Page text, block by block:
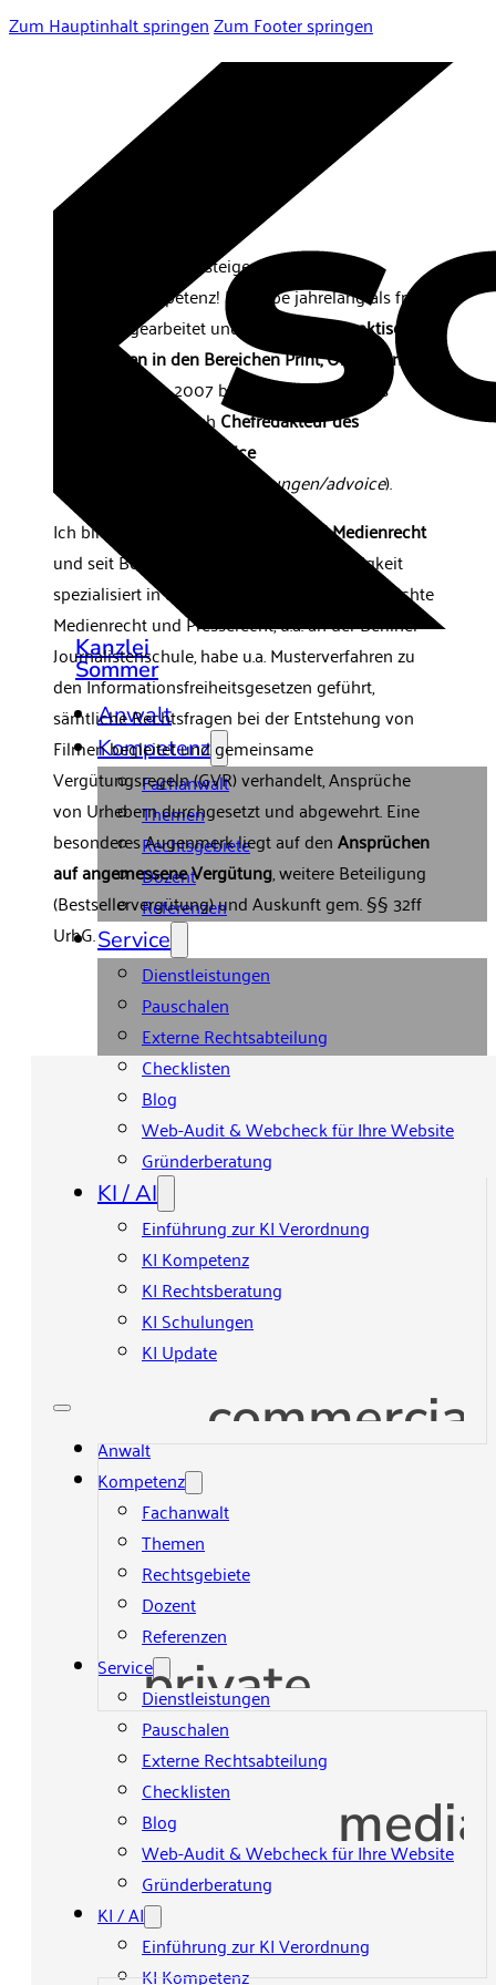
Zum Hauptinhalt springenZum Footer springen
Kanzlei
Sommer
Anwalt
Kompetenz
Fachanwalt
Themen
Rechtsgebiete
Dozent
Referenzen
Service
Dienstleistungen
Pauschalen
Externe Rechtsabteilung
Checklisten
Blog
Web-Audit & Webcheck für Ihre Website
Gründerberatung
KI / AI
Einführung zur KI Verordnung
KI Kompetenz
KI Rechtsberatung
KI Schulungen
KI Update
Anwalt
Kompetenz
Fachanwalt
Themen
Rechtsgebiete
Dozent
Referenzen
Service
Dienstleistungen
Pauschalen
Externe Rechtsabteilung
Checklisten
Blog
Web-Audit & Webcheck für Ihre Website
Gründerberatung
KI / AI
Einführung zur KI Verordnung
KI Kompetenz
Branchenerfahrung steigert die
Beratungskompetenz! Ich habe jahrelang als freier
Journalist gearbeitet und habe eigenepraktische
Erfahrungen in den Bereichen Print, Online und
. Von 2007 bis zur Einstellung des
Printprodukts war ich Chefredakteur des
Anwaltsmagazins AdVoice
https://davforum.de/de/leistungen/advoice).
Ich bin
Fachanwalt für Urheber- und Medienrecht
und seit Beginn meiner anwaltlichen Tätigkeit
spezialisiert in dieser Branche tätig. Ich unterrichte
Medienrecht und Presserecht, u.a. an der Berliner
Journalistenschule, habe u.a. Musterverfahren zu
den Informationsfreiheitsgesetzen geführt,
sämtliche Rechtsfragen bei der Entstehung von
Filmen begleitet und gemeinsame
Vergütungsregeln (GVR) verhandelt, Ansprüche
von Urhebern durchgesetzt und abgewehrt. Eine
besonderes Augenmerk liegt auf denAnsprüchen
auf angemessene Vergütung, weitere Beteiligung
(Bestsellervergütung) und Auskunft gem. §§ 32ff
UrhG.
commercial
private
media